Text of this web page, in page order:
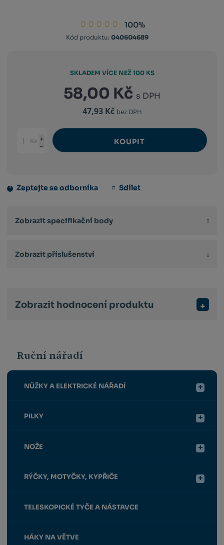
100%
Kód produktu: 040604689
58,00 Kč s DPH
47,93 Kč bez DPH
SKLADEM VÍCE NEŽ 100 KS
Změnit
Navýšit
Snížit
Ks KOUPIT
Zeptejte se odborníka Sdílet
Zobrazit specifikační body
Zobrazit příslušenství
Zobrazit hodnocení produktu
Ruční nářadí
NŮŽKY A ELEKTRICKÉ NÁŘADÍ
PILKY
NOŽE
RÝČKY, MOTYČKY, KYPŘIČE
TELESKOPICKÉ TYČE A NÁSTAVCE
HÁKY NA VĚTVE